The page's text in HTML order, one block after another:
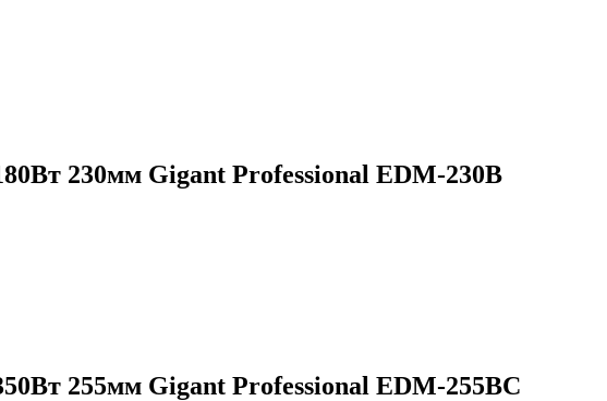
230мм Gigant Professional EDM-230B
255мм Gigant Professional EDM-255BC